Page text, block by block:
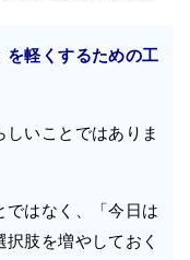
を軽くするための工
いことではありま
ではなく、「今日は
肢を増やしておく